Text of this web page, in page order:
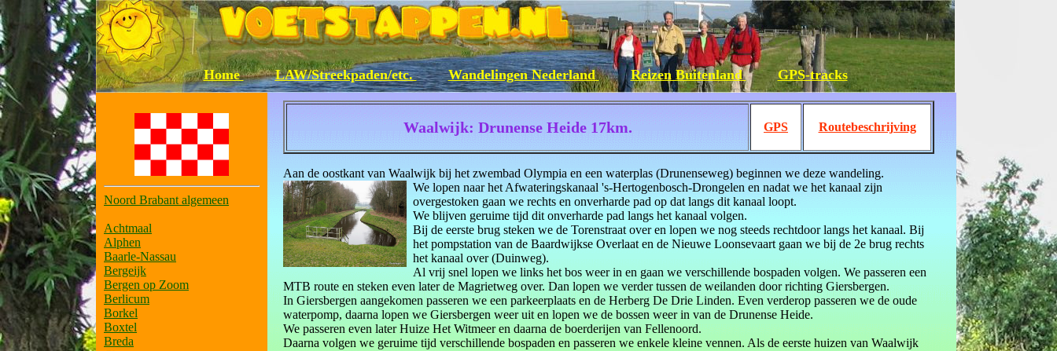
Home LAW/Streekpaden/etc. Wandelingen Nederland Reizen Buitenland GPS-tracks
Noord Brabant algemeen
Achtmaal
Alphen
Baarle-Nassau
Bergeijk
Bergen op Zoom
Berlicum
Borkel
Boxtel
Breda
Waalwijk: Drunense Heide 17km. GPS Routebeschrijving
Aan de oostkant van Waalwijk bij het zwembad Olympia en een waterplas (Drunenseweg) beginnen we deze wandeling.
We lopen naar het Afwateringskanaal 's-Hertogenbosch-Drongelen en nadat we het kanaal zijn
overgestoken gaan we rechts en onverharde pad op dat langs dit kanaal loopt.
We blijven geruime tijd dit onverharde pad langs het kanaal volgen.
Bij de eerste brug steken we de Torenstraat over en lopen we nog steeds rechtdoor langs het kanaal. Bij
het pompstation van de Baardwijkse Overlaat en de Nieuwe Loonsevaart gaan we bij de 2e brug rechts
het kanaal over (Duinweg).
Al vrij snel lopen we links het bos weer in en gaan we verschillende bospaden volgen. We passeren een
MTB route en steken even later de Magrietweg over. Dan lopen we verder tussen de weilanden door richting Giersbergen.
In Giersbergen aangekomen passeren we een parkeerplaats en de Herberg De Drie Linden. Even verderop passeren we de oude
waterpomp, daarna lopen we Giersbergen weer uit en lopen we de bossen weer in van de Drunense Heide.
We passeren even later Huize Het Witmeer en daarna de boerderijen van Fellenoord.
Daarna volgen we geruime tijd verschillende bospaden en passeren we enkele kleine vennen. Als de eerste huizen van Waalwijk